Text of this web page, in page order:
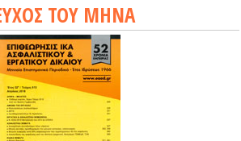
ΤΟΥ ΜΗΝΑ